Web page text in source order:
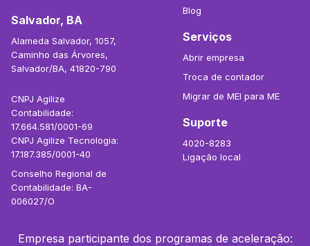
Salvador, BA
Alameda Salvador, 1057,
Caminho das Árvores,
Salvador/BA, 41820-790
CNPJ Agilize
Contabilidade:
17.664.581/0001-69
CNPJ Agilize Tecnologia:
17.187.385/0001-40
Conselho Regional de
Contabilidade: BA-
006027/O
Blog
Serviços
Abrir empresa
Troca de contador
Migrar de MEI para ME
Suporte
4020-8283
Ligação local
Empresa participante dos programas de aceleração: